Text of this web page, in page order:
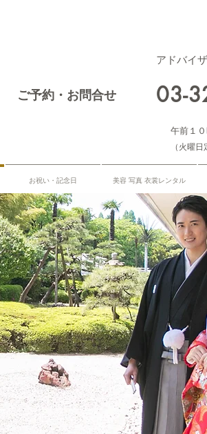
アドバイ
ご予約・お問合せ 03-
午前１
（火曜
お祝い・記念日 美容 写真 衣裳レンタル